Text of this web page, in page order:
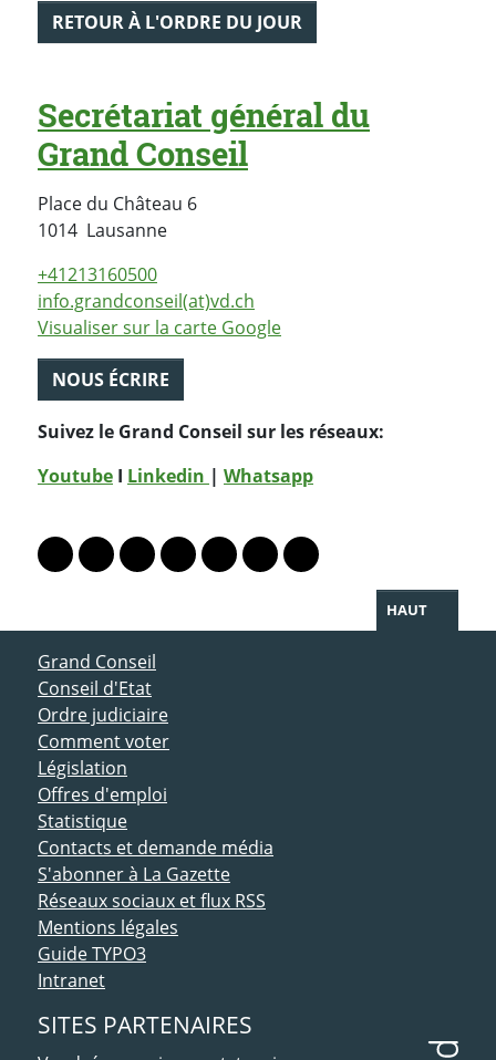
RETOUR À L'ORDRE DU JOUR
Secrétariat général du
Grand Conseil
Place du Château 6
1014 LausanneSuisse
+41213160500
info.grandconseil(at)vd.ch
Visualiser sur la carte Google
NOUS ÉCRIRE
Suivez le Grand Conseil sur les réseaux:
Youtube I Linkedin | Whatsapp
Lien vers le profil Mastodon
Lien vers le profil Bluesky
Lien vers le profil Instagram
Lien vers le profil Linkedin
Lien vers le profil Facebook
Lien vers le profil Twitter
Partager par WhatsApp
HAUT
ACCÈS DIRECT
Grand Conseil
Conseil d'Etat
Ordre judiciaire
Comment voter
Législation
Offres d'emploi
Statistique
Contacts et demande média
S'abonner à La Gazette
Réseaux sociaux et flux RSS
Mentions légales
Guide TYPO3
Intranet
SITES PARTENAIRES